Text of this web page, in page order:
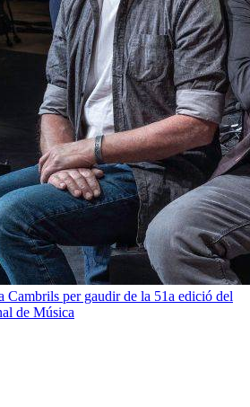
Cambrils per gaudir de la 51a edició del
de Música